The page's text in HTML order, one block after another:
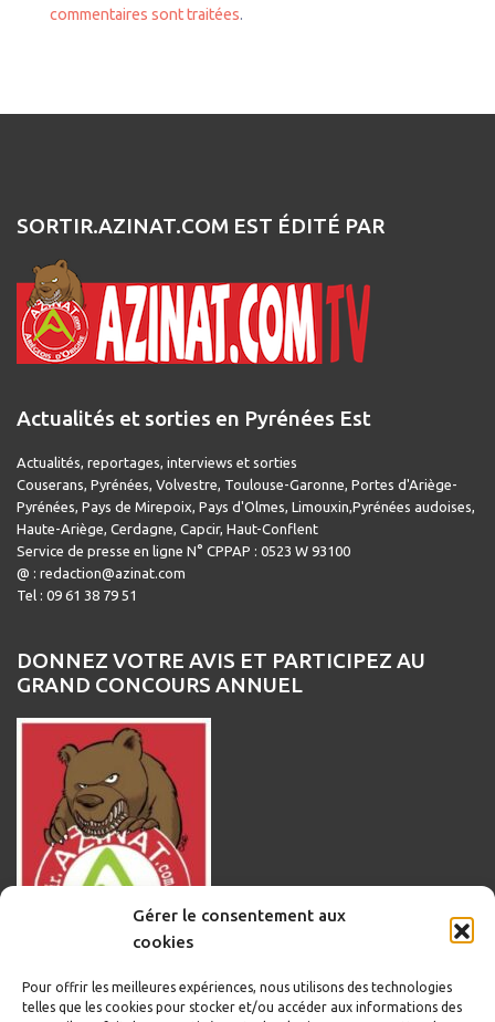
Gérer le consentement aux
cookies
Pour offrir les meilleures expériences, nous utilisons des technologies
telles que les cookies pour stocker et/ou accéder aux informations des
commentaires sont traitées.
SORTIR.AZINAT.COM EST ÉDITÉ PAR
Actualités et sorties en Pyrénées Est
Actualités, reportages, interviews et sorties
Couserans, Pyrénées, Volvestre, Toulouse-Garonne, Portes d'Ariège-
Pyrénées, Pays de Mirepoix, Pays d'Olmes, Limouxin,Pyrénées audoises,
Haute-Ariège, Cerdagne, Capcir, Haut-Conflent
Service de presse en ligne N° CPPAP : 0523 W 93100
@ : redaction@azinat.com
Tel : 09 61 38 79 51
DONNEZ VOTRE AVIS ET PARTICIPEZ AU
GRAND CONCOURS ANNUEL